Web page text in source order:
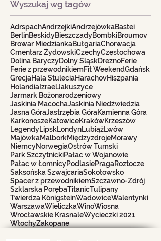
Wyszukaj wg tagów
AdrspachAndrzejkiAndrzejówkaBastei
BerlinBeskidyBieszczadyBombkiBroumov
Browar MiedziankaBułgariaChorwacja
Cmentarz ŻydowskiCzechyCzęstochowa
Dolina BaryczyDolny ŚląskDreznoFerie
Ferie z przewodnikiemFit WeekendGdańsk
GrecjaHala StuleciaHarachovHiszpania
Holandia IzraelJakuszyce
Jarmark Bożonarodzeniowy
Jaskinia MacochaJaskinia Niedźwiedzia
Jasna GóraJastrzębia GóraKamienna Góra
KarkonoszeKatowiceKrakówKrzeszów
LegendyLipskLondynLubiążLwów
MajówkaMalborkMiędzyzdrojeMorawy
NiemcyNorwegiaOstrów Tumski
Park SzczytnickiPałac w Wojanowie
Pałac w ŁomnicyPodlasiePragaRoztocze
Saksońska SzwajcariaSokołowsko
Spacer z przewodnikiemSzczawno-Zdrój
Szklarska PorębaTitanicTulipany
Twierdza KönigsteinWadowiceWalentynki
WarszawaWieliczkaWinoWiosna
Wrocławskie KrasnaleWycieczki 2021
WłochyZakopane